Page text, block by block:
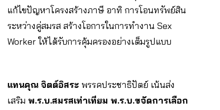
แก้ไขปัญหาโครงสร้างภาษี อาทิ การโอนทรัพย์สิน
ระหว่างคู่สมรส สร้างโอการในการทำงาน Sex
Worker ให้ได้รับการคุ้มครองอย่างเต็มรูปแบบ
แทนคุณ จิตต์อิสระ พรรคประชาธิปัตย์ เน้นส่ง
เสริม พ.ร.บ.สมรสเท่าเทียม พ.ร.บ.ขจัดการเลือก